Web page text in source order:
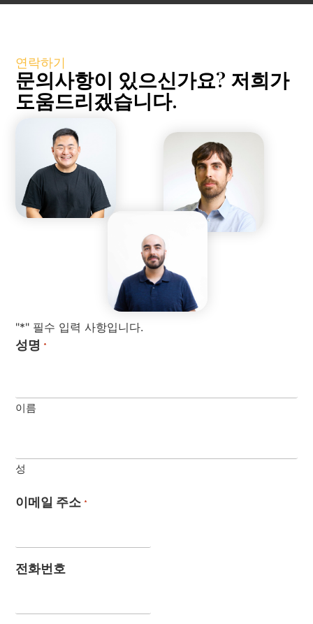
연락하기
문의사항이 있으신가요? 저희가
도움드리겠습니다.
"*" 필수 입력 사항입니다.
성명 *
이름
성
이메일 주소 *
전화번호